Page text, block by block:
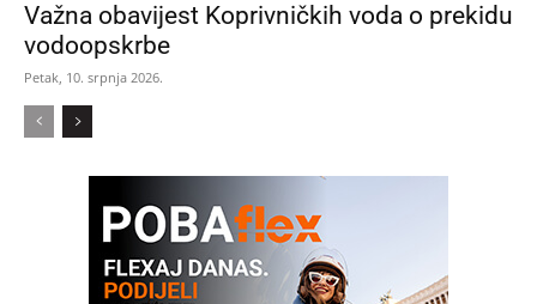
Važna obavijest Koprivničkih voda o prekidu
vodoopskrbe
Petak, 10. srpnja 2026.